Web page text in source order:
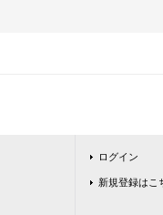
ログイン
新規登録はこ